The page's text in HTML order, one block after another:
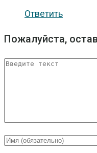
Ответить
Пожалуйста,